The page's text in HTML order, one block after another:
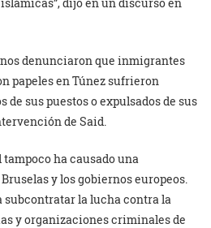
denunciaron que inmigrantes
papeles en Túnez sufrieron
de sus puestos o expulsados de sus
de Said.
ha causado una
y los gobiernos europeos.
subcontratar la lucha contra la
y organizaciones criminales de